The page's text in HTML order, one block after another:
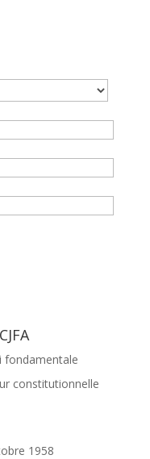
fondamentale
constitutionnelle
1958